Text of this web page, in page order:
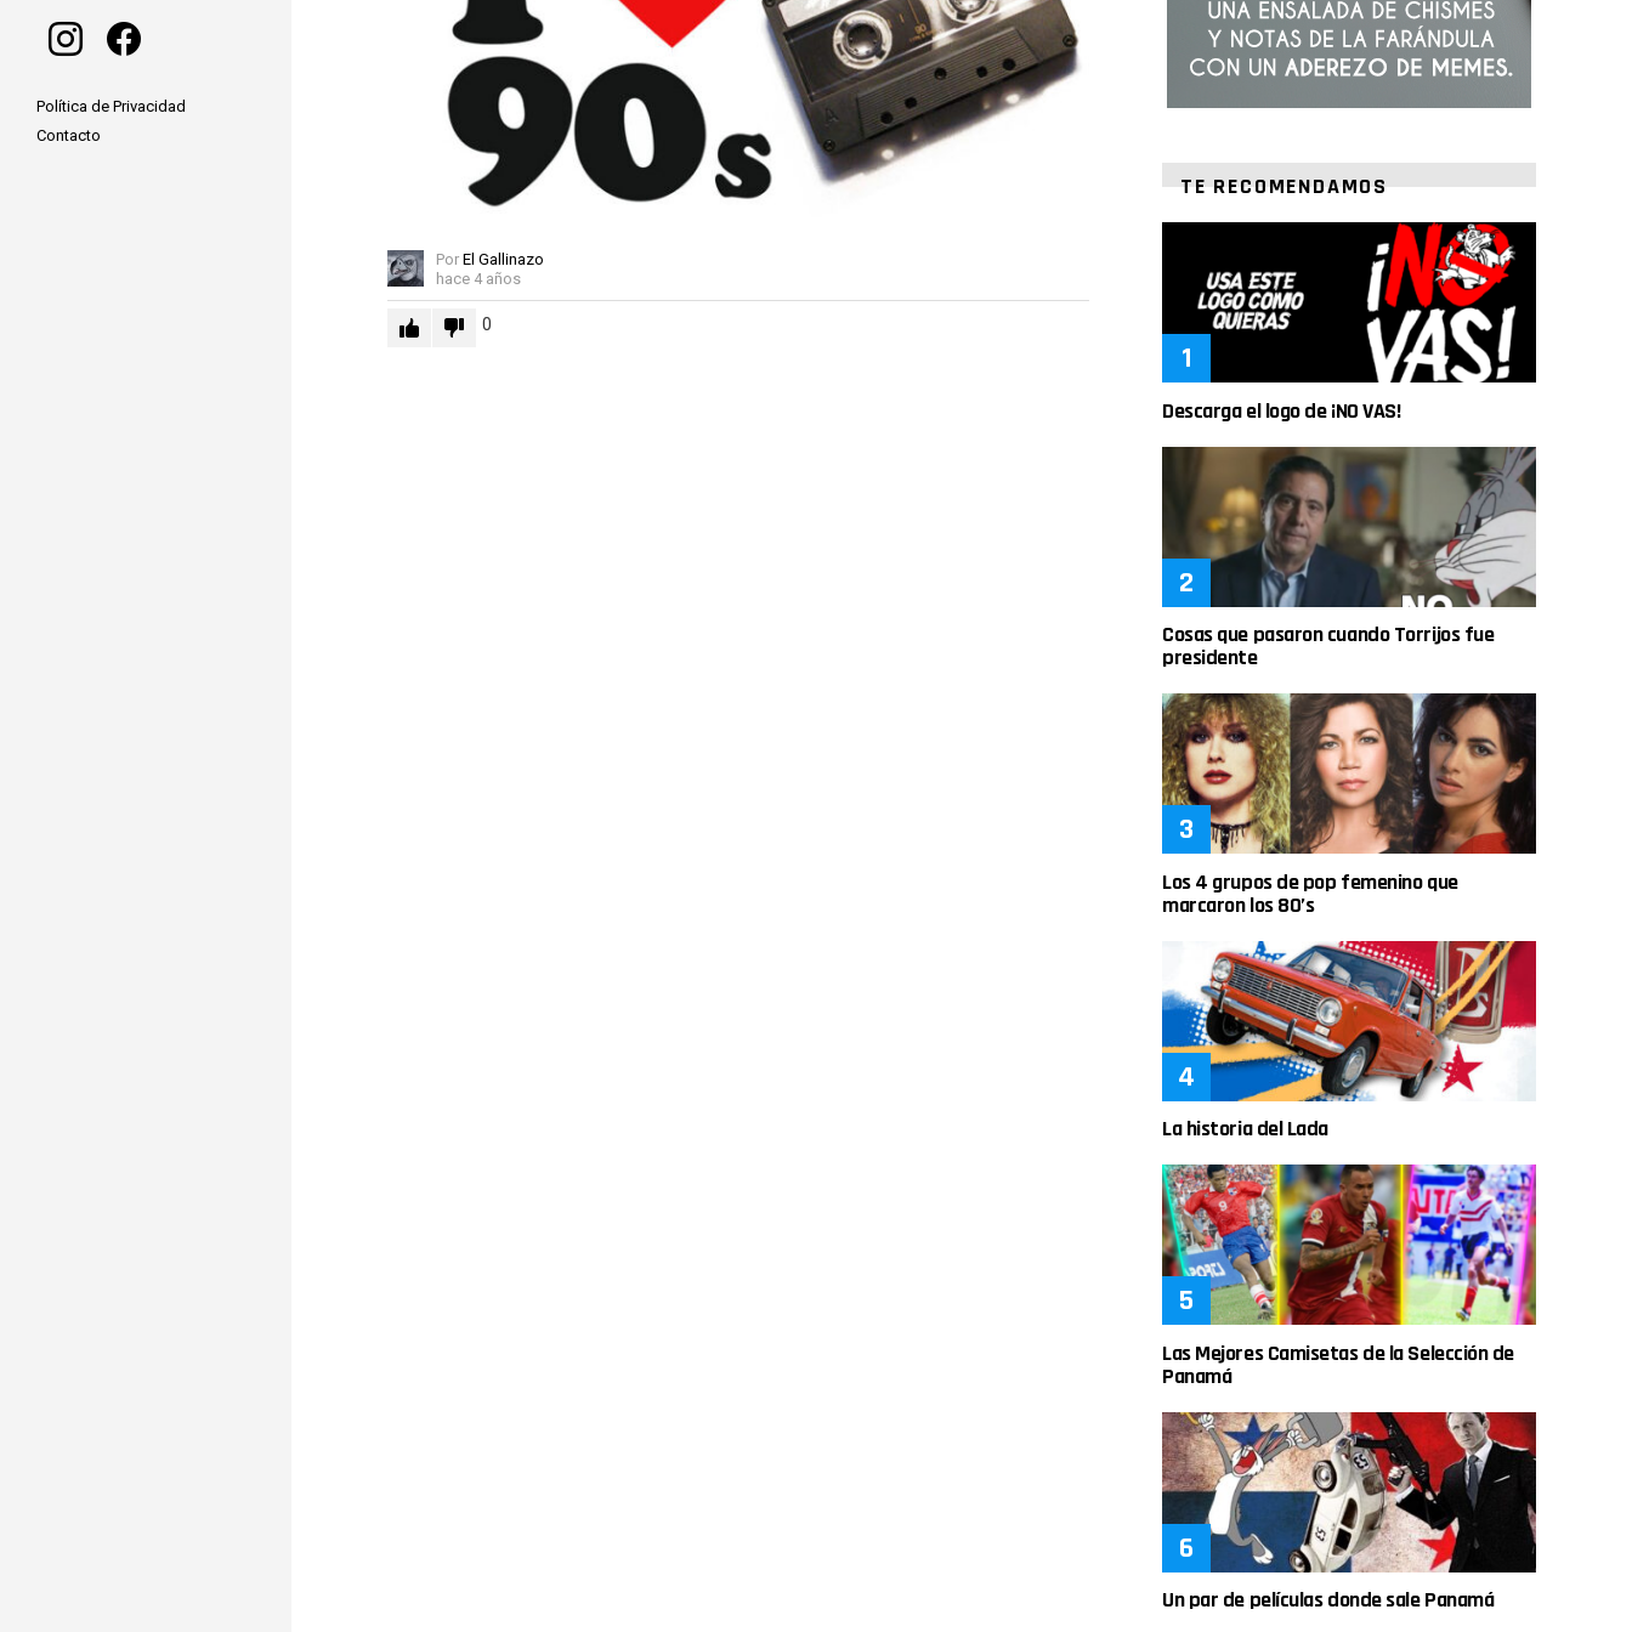
Por El Gallinazo
hace 4 años
0
TE RECOMENDAMOS
Descarga el logo de ¡NO VAS!
Cosas que pasaron cuando Torrijos fue
presidente
Los 4 grupos de pop femenino que
marcaron los 80’s
La historia del Lada
Las Mejores Camisetas de la Selección de
Panamá
Un par de películas donde sale Panamá
Política de Privacidad
Contacto